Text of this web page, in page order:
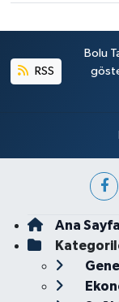
RSS
Bolu
Ana Sayfa
Genel